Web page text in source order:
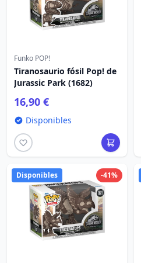
Funko POP!
Tiranosaurio fósil Pop! de
Jurassic Park (1682)
16,90 €
Disponibles
-41%
Disponibles